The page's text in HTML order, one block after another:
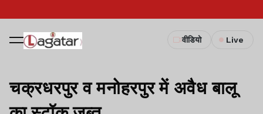
वीडियो Live
चक्रधरपुर व मनोहरपुर में अवैध बालू